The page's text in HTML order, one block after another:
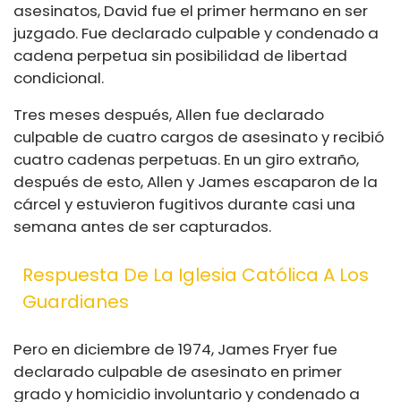
asesinatos, David fue el primer hermano en ser
juzgado. Fue declarado culpable y condenado a
cadena perpetua sin posibilidad de libertad
condicional.
Tres meses después, Allen fue declarado
culpable de cuatro cargos de asesinato y recibió
cuatro cadenas perpetuas. En un giro extraño,
después de esto, Allen y James escaparon de la
cárcel y estuvieron fugitivos durante casi una
semana antes de ser capturados.
Respuesta De La Iglesia Católica A Los
Guardianes
Pero en diciembre de 1974, James Fryer fue
declarado culpable de asesinato en primer
grado y homicidio involuntario y condenado a